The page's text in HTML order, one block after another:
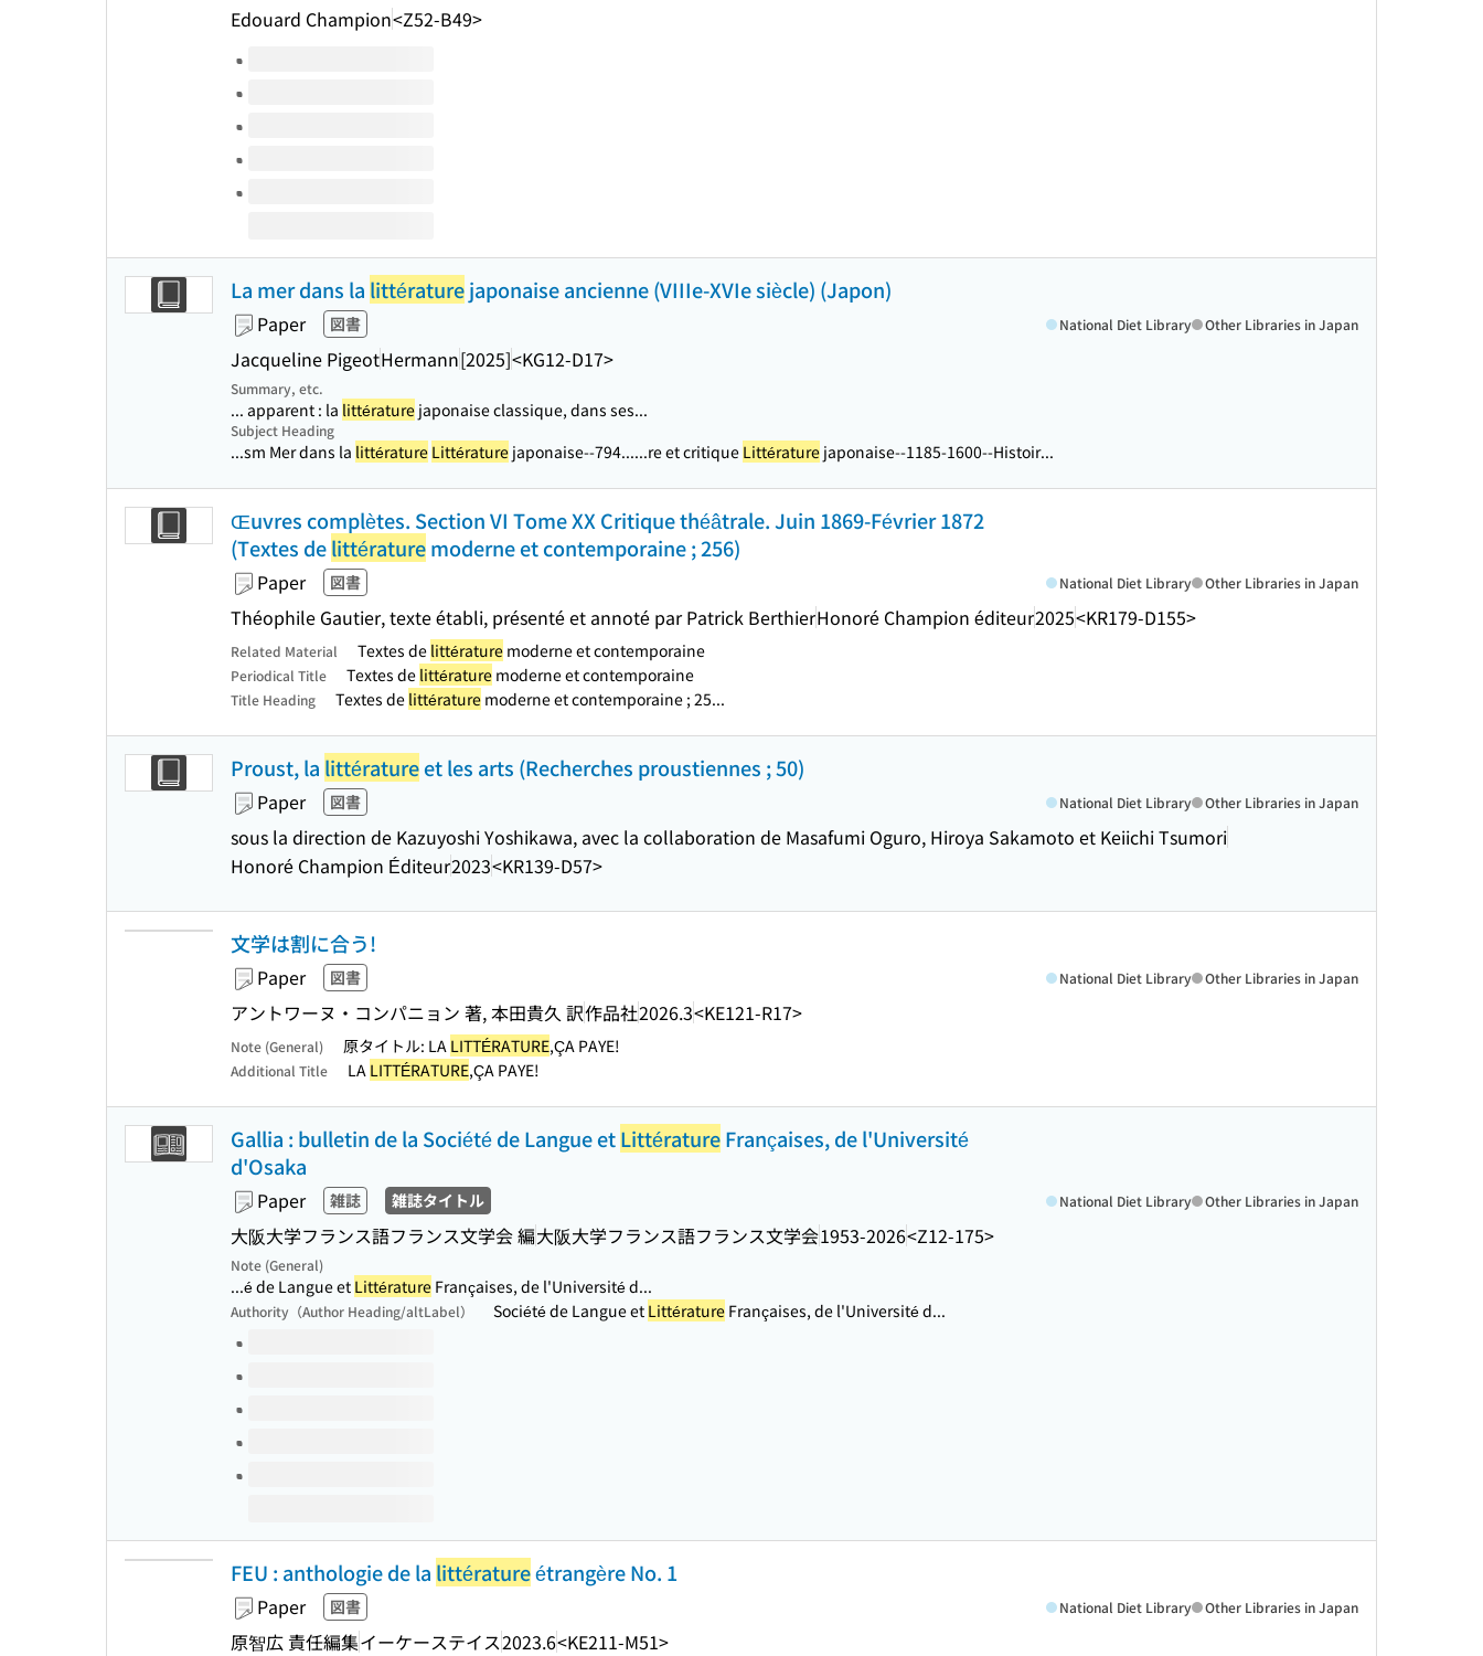
Edouard Champion<Z52-B49>
Volumes of this title
La mer dans la littératurejaponaise ancienne (VIIIe-XVIe siècle) (Japon)
Paper 図書
Jacqueline PigeotHermann[2025]<KG12-D17>
National Diet Library Other Libraries in Japan
Summary, etc.
... apparent : la littérature japonaise classique, dans ses...
Subject Heading
...sm Mer dans la littérature Littérature japonaise--794......re et critique Littérature japonaise--1185-1600--Histoir...
Œuvres complètes. Section VI Tome XX Critique théâtrale. Juin 1869-Février 1872
(Textes delittératuremoderne et contemporaine ; 256)
Paper 図書
Théophile Gautier, texte établi, présenté et annoté par Patrick BerthierHonoré Champion éditeur2025<KR179-D155>
National Diet Library Other Libraries in Japan
Related Material Textes de littérature moderne et contemporaine
Periodical Title Textes de littérature moderne et contemporaine
Title Heading Textes de littérature moderne et contemporaine ; 25...
Proust, la littératureet les arts (Recherches proustiennes ; 50)
Paper 図書
sous la direction de Kazuyoshi Yoshikawa, avec la collaboration de Masafumi Oguro, Hiroya Sakamoto et Keiichi Tsumori
Honoré Champion Éditeur2023<KR139-D57>
National Diet Library Other Libraries in Japan
文学は割に合う!
Paper 図書
アントワーヌ・コンパニョン 著, 本田貴久 訳作品社2026.3<KE121-R17>
National Diet Library Other Libraries in Japan
Note (General) 原タイトル: LA LITTÉRATURE,ÇA PAYE!
Additional Title LA LITTÉRATURE,ÇA PAYE!
Gallia : bulletin de la Société de Langue etLittératureFrançaises, de l'Université
d'Osaka
Paper 雑誌 雑誌タイトル
大阪大学フランス語フランス文学会 編大阪大学フランス語フランス文学会1953-2026<Z12-175>
National Diet Library Other Libraries in Japan
Note (General)
...é de Langue et Littérature Françaises, de l'Université d...
Authority（Author Heading/altLabel） Société de Langue et Littérature Françaises, de l'Université d...
Volumes of this title
FEU : anthologie de la littératureétrangère No. 1
Paper 図書
原智広 責任編集イーケーステイス2023.6<KE211-M51>
National Diet Library Other Libraries in Japan